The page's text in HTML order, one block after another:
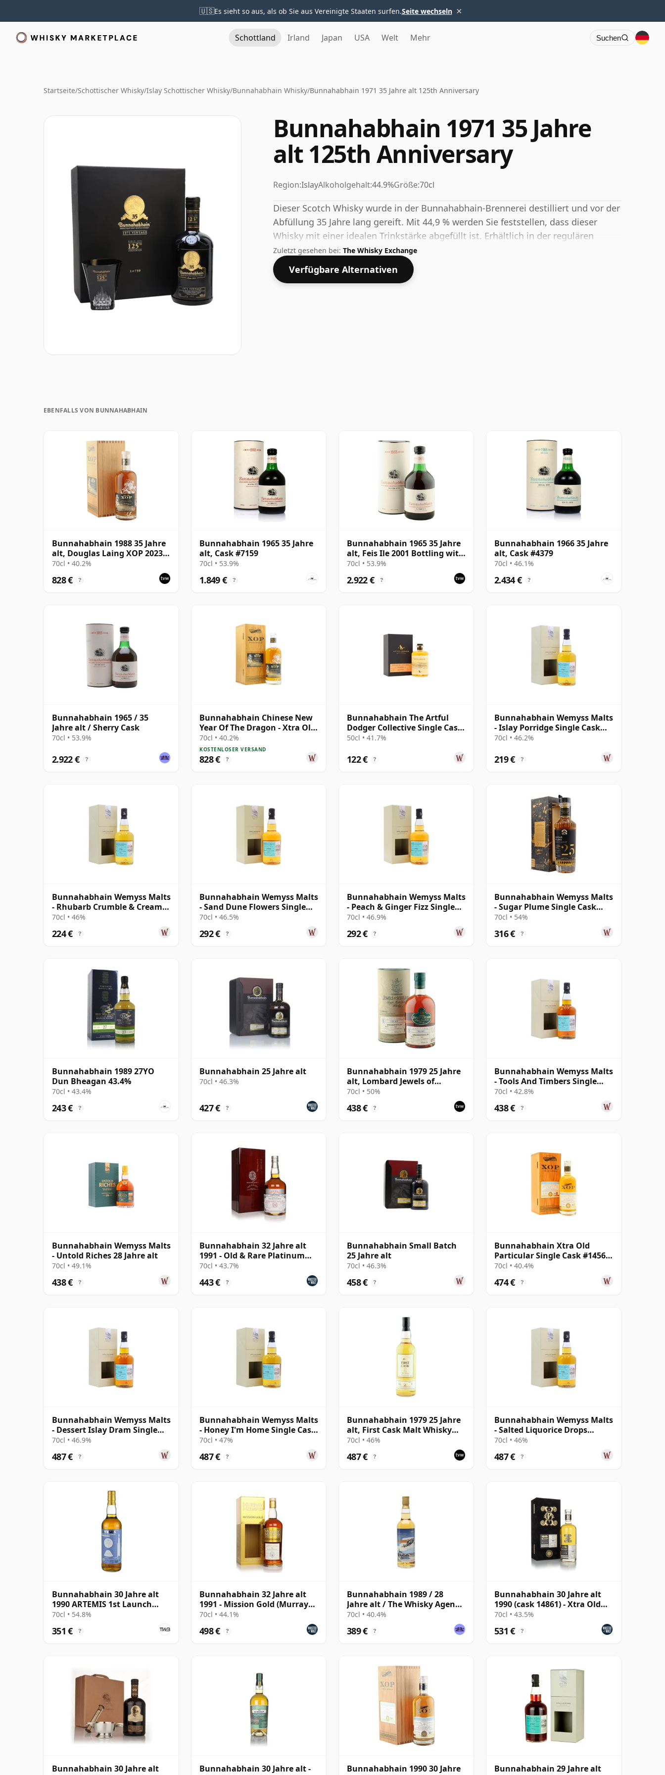
🇺🇸Es sieht so aus, als ob Sie aus Vereinigte Staaten surfen.Seite wechseln ×
Schottland Irland Japan USA Welt Mehr Suchen
Startseite/Schottischer Whisky/Islay Schottischer Whisky/Bunnahabhain Whisky/Bunnahabhain 1971 35 Jahre alt 125th Anniversary
Bunnahabhain 1971 35 Jahre
alt 125th Anniversary
Region:IslayAlkoholgehalt:44.9%Größe:70cl
Dieser Scotch Whisky wurde in der Bunnahabhain-Brennerei destilliert und vor der
Abfüllung 35 Jahre lang gereift. Mit 44,9 % werden Sie feststellen, dass dieser
Whisky mit einer idealen Trinkstärke abgefüllt ist. Erhältlich in der regulären
Flaschengröße von 70 cl.
Zuletzt gesehen bei: The Whisky Exchange
Verfügbare Alternativen
EBENFALLS VON BUNNAHABHAIN
Bunnahabhain 1988 35 Jahre
alt, Douglas Laing XOP 2023,
Cask 18148 - The Year of the
70cl • 40.2%
828 € ?
Bunnahabhain 1965 35 Jahre
alt, Cask #7159
70cl • 53.9%
1.849 € ?
Bunnahabhain 1965 35 Jahre
alt, Feis Ile 2001 Bottling with
Presentation Tube - Cask
70cl • 53.9%
2.922 € ?
Bunnahabhain 1966 35 Jahre
alt, Cask #4379
70cl • 46.1%
2.434 € ?
Bunnahabhain 1965 / 35
Jahre alt / Sherry Cask
70cl • 53.9%
2.922 € ?
Bunnahabhain Chinese New
Year Of The Dragon - Xtra Old
Particul 1988 35 Jahre alt
70cl • 40.2%
KOSTENLOSER VERSAND
828 € ?
Bunnahabhain The Artful
Dodger Collective Single Cask
#3445 1995 25 Jahre alt
50cl • 41.7%
122 € ?
Bunnahabhain Wemyss Malts
- Islay Porridge Single Cask
1990 28 Jahre alt
70cl • 46.2%
219 € ?
Bunnahabhain Wemyss Malts
- Rhubarb Crumble & Cream
Single Cask 1990 28 Jahre alt
70cl • 46%
224 € ?
Bunnahabhain Wemyss Malts
- Sand Dune Flowers Single
Cask 1990 28 Jahre alt
70cl • 46.5%
292 € ?
Bunnahabhain Wemyss Malts
- Peach & Ginger Fizz Single
Cask 1990 28 Jahre alt
70cl • 46.9%
292 € ?
Bunnahabhain Wemyss Malts
- Sugar Plume Single Cask
1997 25 Jahre alt
70cl • 54%
316 € ?
Bunnahabhain 1989 27YO
Dun Bheagan 43.4%
70cl • 43.4%
243 € ?
Bunnahabhain 25 Jahre alt
70cl • 46.3%
427 € ?
Bunnahabhain 1979 25 Jahre
alt, Lombard Jewels of
Scotland 2004 Bottling with
70cl • 50%
438 € ?
Bunnahabhain Wemyss Malts
- Tools And Timbers Single
Cask 1987 31 Jahre alt
70cl • 42.8%
438 € ?
Bunnahabhain Wemyss Malts
- Untold Riches 28 Jahre alt
70cl • 49.1%
438 € ?
Bunnahabhain 32 Jahre alt
1991 - Old & Rare Platinum
(Hunter Laing)
70cl • 43.7%
443 € ?
Bunnahabhain Small Batch
25 Jahre alt
70cl • 46.3%
458 € ?
Bunnahabhain Xtra Old
Particular Single Cask #14565
1990 30 Jahre alt
70cl • 40.4%
474 € ?
Bunnahabhain Wemyss Malts
- Dessert Islay Dram Single
Cask 1988 30 Jahre alt
70cl • 46.9%
487 € ?
Bunnahabhain Wemyss Malts
- Honey I'm Home Single Cask
1988 30 Jahre alt
70cl • 47%
487 € ?
Bunnahabhain 1979 25 Jahre
alt, First Cask Malt Whisky
Circle, Cask 11889
70cl • 46%
487 € ?
Bunnahabhain Wemyss Malts
- Salted Liquorice Drops
Single Cask 1988 30 Jahre alt
70cl • 46%
487 € ?
Bunnahabhain 30 Jahre alt
1990 ARTEMIS 1st Launch
Edition
70cl • 54.8%
351 € ?
Bunnahabhain 32 Jahre alt
1991 - Mission Gold (Murray
McDavid)
70cl • 44.1%
498 € ?
Bunnahabhain 1989 / 28
Jahre alt / The Whisky Agency
for TWE
70cl • 40.4%
389 € ?
Bunnahabhain 30 Jahre alt
1990 (cask 14861) - Xtra Old
Particular The B
70cl • 43.5%
531 € ?
Bunnahabhain 30 Jahre alt
Bunnahabhain 30 Jahre alt -
Bunnahabhain 1990 30 Jahre
Bunnahabhain 29 Jahre alt